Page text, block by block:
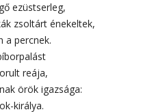
ezüstserleg,
zsoltárt énekeltek,
a percnek.
reája,
örök igazsága:
királya.